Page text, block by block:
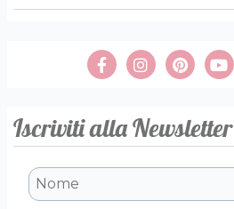
Iscriviti alla Newsletter